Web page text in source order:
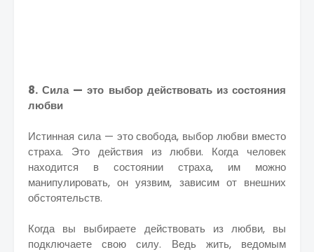
8. Сила — это выбор действовать из состояния
любви
Истинная сила — это свобода, выбор любви вместо
страха. Это действия из любви. Когда человек
находится в состоянии страха, им можно
манипулировать, он уязвим, зависим от внешних
обстоятельств.
Когда вы выбираете действовать из любви, вы
подключаете свою силу. Ведь жить, ведомым